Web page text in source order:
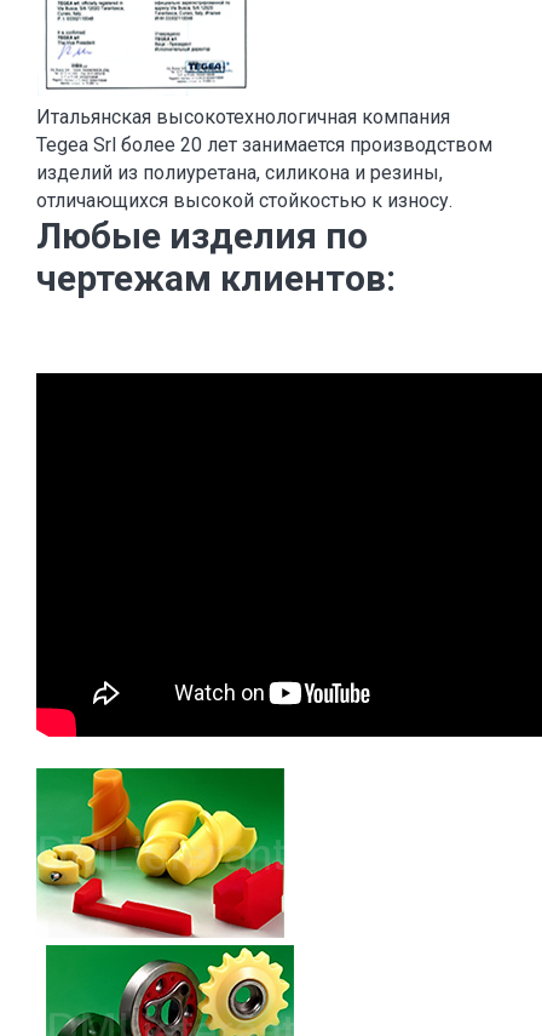
Итальянская высокотехнологичная компания
Tegea Srl более 20 лет занимается производством
изделий из полиуретана, силикона и резины,
отличающихся высокой стойкостью к износу.
Любые изделия по
чертежам клиентов: